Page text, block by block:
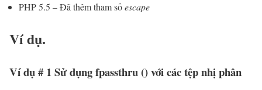
PHP 5.5 – Đã thêm tham sốescape
Ví dụ.
Ví dụ # 1 Sử dụng fpassthru () với các tệp nhị phân